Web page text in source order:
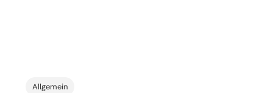
Allgemein